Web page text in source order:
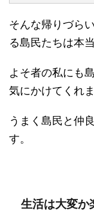
そんな帰りづら
る島民たちは本
よそ者の私にも
気にかけてくれま
うまく島民と仲
す。
生活は大変か